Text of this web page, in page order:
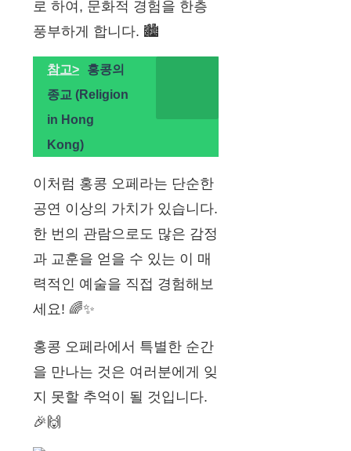
로 하여, 문화적 경험을 한층
풍부하게 합니다. 🏙️
참고>
홍콩의
종교 (Religion
in Hong
Kong)
이처럼 홍콩 오페라는 단순한
공연 이상의 가치가 있습니다.
한 번의 관람으로도 많은 감정
과 교훈을 얻을 수 있는 이 매
력적인 예술을 직접 경험해보
세요! 🌈✨
홍콩 오페라에서 특별한 순간
을 만나는 것은 여러분에게 잊
지 못할 추억이 될 것입니다.
🎉🙌